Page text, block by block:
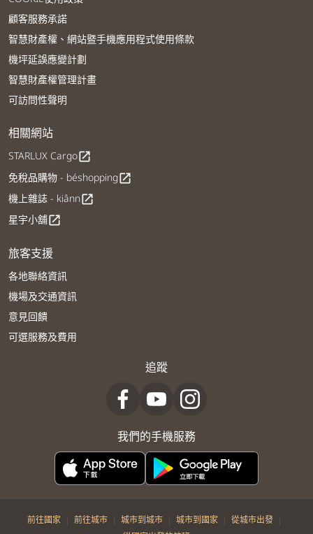
顧客服務承諾
智慧財產權、網站暨手機應用程式使用條款
機坪延誤應變計劃
智慧財產權管理計畫
可訪問性聲明
相關網站
STARLUX Cargoopen_in_new
免稅品購物 - béshoppingopen_in_new
機上雜誌 - kiânnopen_in_new
星宇小舖open_in_new
旅客支援
各地聯絡資訊
機場及交通資訊
意見回饋
可選服務及費用
追蹤
我們的手機服務
前往國家 | 前往城市 | 城市到城市 | 城市到國家 | 從城市出發 |